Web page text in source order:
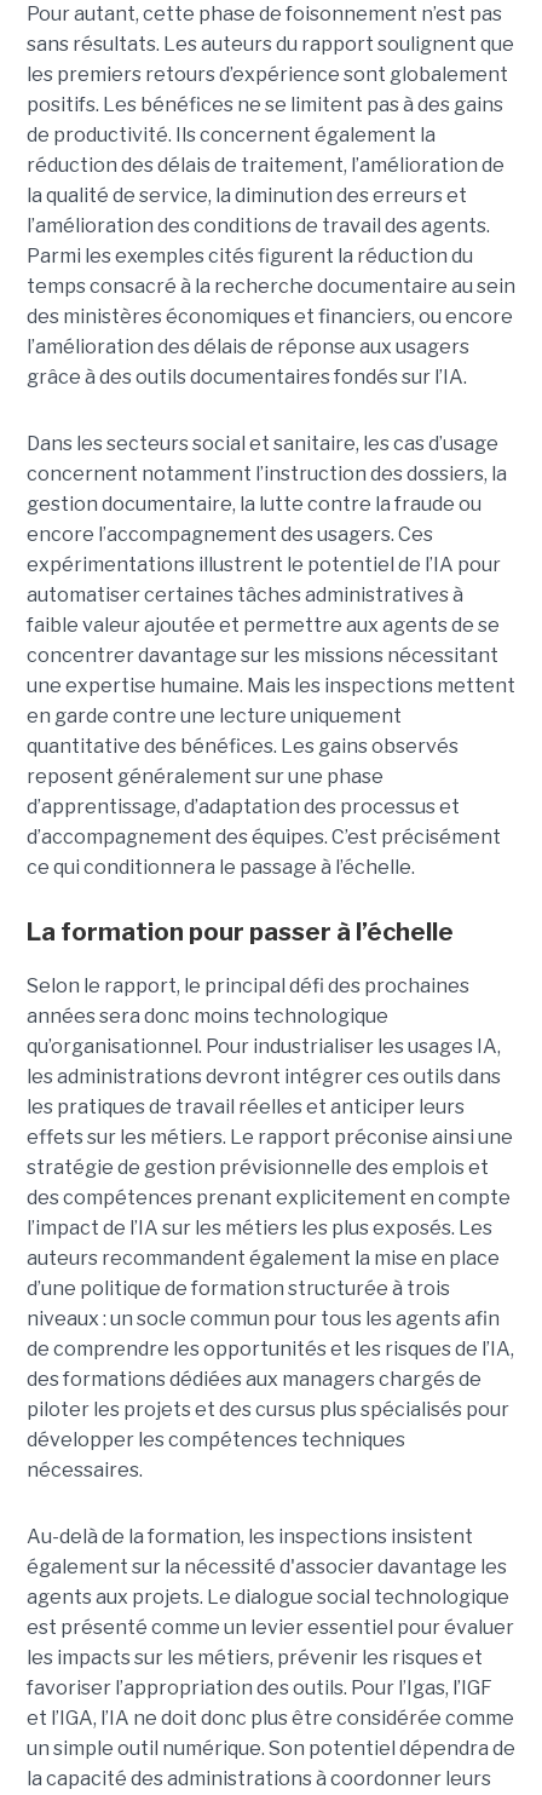
Pour autant, cette phase de foisonnement n’est pas
sans résultats. Les auteurs du rapport soulignent que
les premiers retours d’expérience sont globalement
positifs. Les bénéfices ne se limitent pas à des gains
de productivité. Ils concernent également la
réduction des délais de traitement, l’amélioration de
la qualité de service, la diminution des erreurs et
l’amélioration des conditions de travail des agents.
Parmi les exemples cités figurent la réduction du
temps consacré à la recherche documentaire au sein
des ministères économiques et financiers, ou encore
l’amélioration des délais de réponse aux usagers
grâce à des outils documentaires fondés sur l’IA.
Dans les secteurs social et sanitaire, les cas d’usage
concernent notamment l’instruction des dossiers, la
gestion documentaire, la lutte contre la fraude ou
encore l’accompagnement des usagers. Ces
expérimentations illustrent le potentiel de l’IA pour
automatiser certaines tâches administratives à
faible valeur ajoutée et permettre aux agents de se
concentrer davantage sur les missions nécessitant
une expertise humaine. Mais les inspections mettent
en garde contre une lecture uniquement
quantitative des bénéfices. Les gains observés
reposent généralement sur une phase
d’apprentissage, d’adaptation des processus et
d’accompagnement des équipes. C’est précisément
ce qui conditionnera le passage à l’échelle.
La formation pour passer à l’échelle
Selon le rapport, le principal défi des prochaines
années sera donc moins technologique
qu’organisationnel. Pour industrialiser les usages IA,
les administrations devront intégrer ces outils dans
les pratiques de travail réelles et anticiper leurs
effets sur les métiers. Le rapport préconise ainsi une
stratégie de gestion prévisionnelle des emplois et
des compétences prenant explicitement en compte
l’impact de l’IA sur les métiers les plus exposés. Les
auteurs recommandent également la mise en place
d’une politique de formation structurée à trois
niveaux : un socle commun pour tous les agents afin
de comprendre les opportunités et les risques de l’IA,
des formations dédiées aux managers chargés de
piloter les projets et des cursus plus spécialisés pour
développer les compétences techniques
nécessaires.
Au-delà de la formation, les inspections insistent
également sur la nécessité d'associer davantage les
agents aux projets. Le dialogue social technologique
est présenté comme un levier essentiel pour évaluer
les impacts sur les métiers, prévenir les risques et
favoriser l’appropriation des outils. Pour l’Igas, l’IGF
et l’IGA, l’IA ne doit donc plus être considérée comme
un simple outil numérique. Son potentiel dépendra de
la capacité des administrations à coordonner leurs